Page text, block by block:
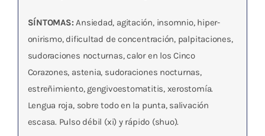
SÍNTOMAS: Ansiedad, agitación, insomnio, hiper-
onirismo, dificultad de concentración, palpitaciones,
sudoraciones nocturnas, calor en los Cinco
Corazones, astenia, sudoraciones nocturnas,
estreñimiento, gengivoestomatitis, xerostomía.
Lengua roja, sobre todo en la punta, salivación
escasa. Pulso débil (xi) y rápido (shuo).